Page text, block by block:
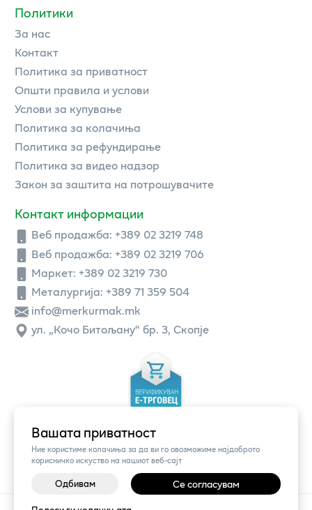
Вашата приватност
Ние користиме колачиња за да ви го овозможиме најдоброто
корисничко искуство на нашиот веб-сајт
Одбивам Се согласувам
Политики
За нас
Контакт
Политика за приватност
Општи правила и услови
Услови за купување
Политика за колачиња
Политика за рефундирање
Политика за видео надзор
Закон за заштита на потрошувачите
Контакт информации
Веб продажба: +389 02 3219 748
Веб продажба: +389 02 3219 706
Маркет: +389 02 3219 730
Металургија: +389 71 359 504
info@merkurmak.mk
ул. „Кочо Битољану“ бр. 3, Скопје